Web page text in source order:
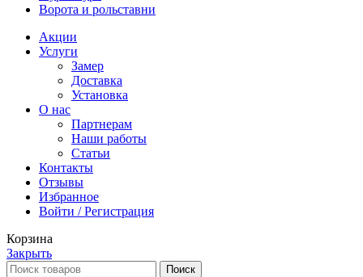
Ворота и рольставни
Акции
Услуги
Замер
Доставка
Установка
О нас
Партнерам
Наши работы
Статьи
Контакты
Отзывы
Избранное
Войти / Регистрация
Корзина
Закрыть
Поиск